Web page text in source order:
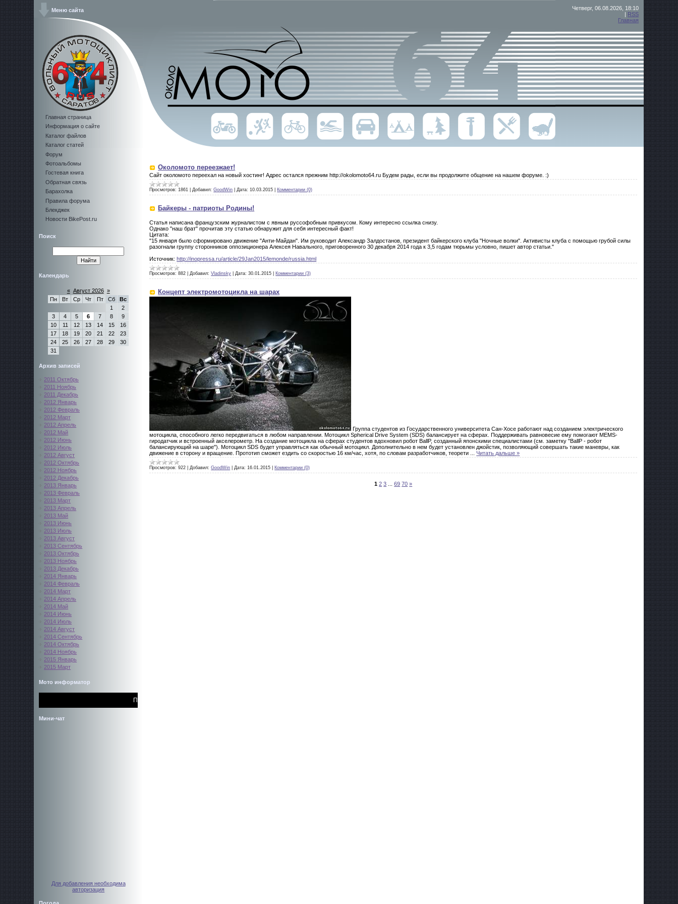
Меню сайта
Главная страница
Информация о сайте
Каталог файлов
Каталог статей
Форум
Фотоальбомы
Гостевая книга
Обратная связь
Барахолка
Правила форума
Блекджек
Новости BikePost.ru
Поиск
Календарь
« Август 2026 »
Пн
Вт Ср Чт Пт Сб
Вс
1
2
3
4 5 6 7 8
9
10
11 12 13 14 15
16
17
18 19 20 21 22
23
24
25 26 27 28 29
30
31
Архив записей
2011 Октябрь
2011 Ноябрь
2011 Декабрь
2012 Январь
2012 Февраль
2012 Март
2012 Апрель
2012 Май
2012 Июнь
2012 Июль
2012 Август
2012 Октябрь
2012 Ноябрь
2012 Декабрь
2013 Январь
2013 Февраль
2013 Март
2013 Апрель
2013 Май
2013 Июнь
2013 Июль
2013 Август
2013 Сентябрь
2013 Октябрь
2013 Ноябрь
2013 Декабрь
2014 Январь
2014 Февраль
2014 Март
2014 Апрель
2014 Май
2014 Июнь
2014 Июль
2014 Август
2014 Сентябрь
2014 Октябрь
2014 Ноябрь
2015 Январь
2015 Март
Мото информатор
Полный сайт располагается по адресу http://okolomoto64.ru
Мини-чат
Для добавления необходима
авторизация
Четверг, 06.08.2026, 18:10
| RSS
Главная
Околомото переезжает!
Сайт околомото переехал на новый хостинг! Адрес остался прежним http://okolomoto64.ru Будем рады, если вы продолжите общение на нашем форуме. :)
Просмотров: 1861 |Добавил: GoodWin |Дата: 10.03.2015 Комментарии (0)
Байкеры - патриоты Родины!
Статья написана французским журналистом с явным руссофобным привкусом. Кому интересно ссылка снизу.
Однако "наш брат" прочитав эту статью обнаружит для себя интересный факт!
Цитата:
"15 января было сформировано движение "Анти-Майдан". Им руководит Александр Залдостанов, президент байкерского клуба "Ночные волки". Активисты клуба с помощью грубой силы
разогнали группу сторонников оппозиционера Алексея Навального, приговоренного 30 декабря 2014 года к 3,5 годам тюрьмы условно, пишет автор статьи."
Источник:http://inopressa.ru/article/29Jan2015/lemonde/russia.html
Просмотров: 882 |Добавил: Vladinsky |Дата: 30.01.2015 Комментарии (3)
Концепт электромотоцикла на шарах
Группа студентов из Государственного университета Сан-Хосе работают над созданием электрического
мотоцикла, способного легко передвигаться в любом направлении. Мотоцикл Spherical Drive System (SDS) балансирует на сферах. Поддерживать равновесие ему помогают MEMS-
гиродатчик и встроенный акселерометр. На создание мотоцикла на сферах студентов вдохновил робот BallP, созданный японскими специалистами (см. заметку "BallP - робот
балансирующий на шаре"). Мотоцикл SDS будет управляться как обычный мотоцикл. Дополнительно в нем будет установлен джойстик, позволяющий совершать такие маневры, как
движение в сторону и вращение. Прототип сможет ездить со скоростью 16 км/час, хотя, по словам разработчиков, теорети
...Читать дальше »
Просмотров: 922 |Добавил: GoodWin |Дата: 16.01.2015 Комментарии (0)
1 2 3 69 70 »